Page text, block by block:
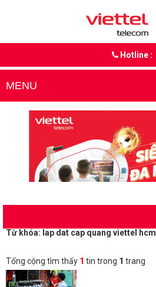
Hotline :
MENU
Từ khóa: lap dat cap quang viettel hcm
Tổng cộng tìm thấy 1 tin trong 1 trang